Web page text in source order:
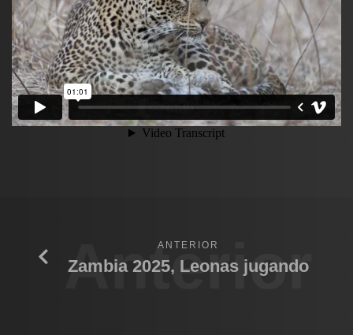
Anterior
ANTERIOR
Zambia 2025, Leonas jugando